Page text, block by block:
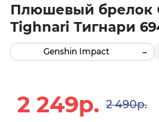
Плюшевый брелок
Tighnari Тигнари
Genshin Impact
2 249р. 2 490р.